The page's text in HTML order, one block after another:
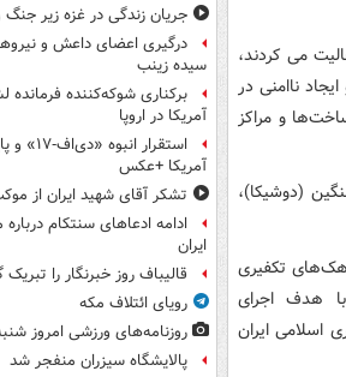
می کردند،
ناامنی در
و مراکز
(دوشیکا)،
تکفیری
هدف اجرای
ایران
جریان زندگی در غزه زیر جنگ
درگیری اعضای داعش و
سیده زینب
برکناری شوکه‌کننده
آمریکا در اروپا
استقرار
آمریکا +عکس
تشکر آقای شهید ایران از
ادامه ادعاهای سنتکام
ایران
قالیباف روز خبرنگار را
رویای ائتلاف مکه
روزنامه‌های ورزشی امروز ‌شنبه ۱۷ مرداد
پالایشگاه سیزران منفجر شد